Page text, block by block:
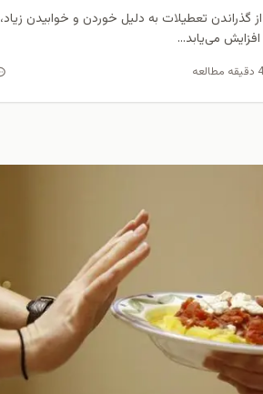
از گذراندن تعطیلات به دلیل خوردن و خوابیدن زیاد،
می‌یابد...
4 دقیقه مطالعه